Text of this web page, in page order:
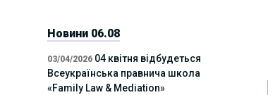
Новини 06.08
03/04/2026 04 квітня відбудеться
Всеукраїнська правнича школа
«Family Law & Mediation»